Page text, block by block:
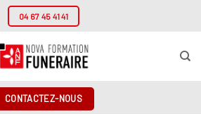
04 67 45 41 41
CONTACTEZ-NOUS